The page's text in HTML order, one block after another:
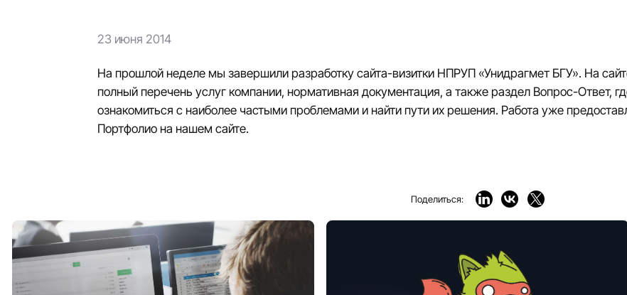
23 июня 2014
На прошлой неделе мы завершили разработку сайта-визитки НПРУП «Унидрагмет БГУ». На
полный перечень услуг компании, нормативная документация, а также раздел Вопрос-Ответ,
ознакомиться с наиболее частыми проблемами и найти пути их решения. Работа уже
Портфолио на нашем сайте.
Поделиться: